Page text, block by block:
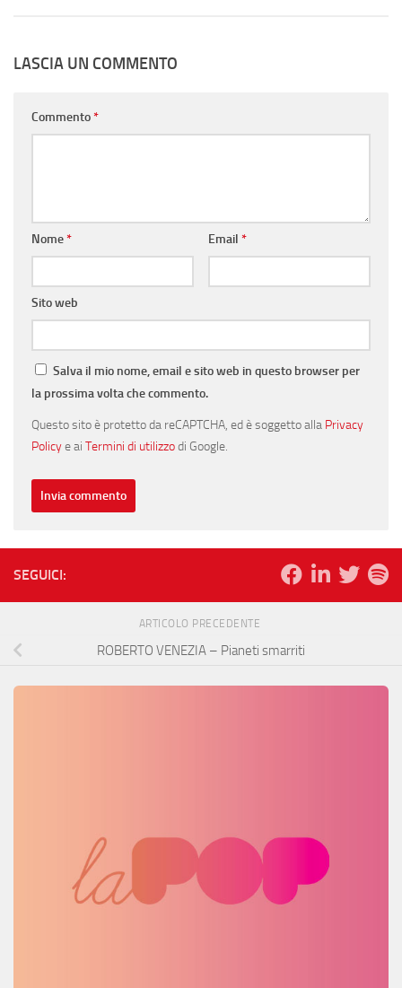
LASCIA UN COMMENTO
Commento*
Nome* Email *
Sito web
Salva il mio nome, email e sito web in questo browser per
la prossima volta che commento.
Questo sito è protetto da reCAPTCHA, ed è soggetto alla Privacy
Policye ai Termini di utilizzodi Google.
SEGUICI:
ARTICOLO PRECEDENTE
ROBERTO VENEZIA – Pianeti smarriti